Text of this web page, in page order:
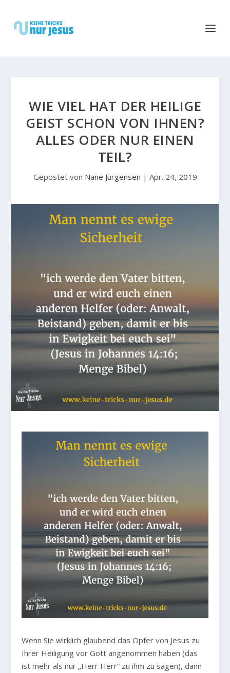
WIE VIEL HAT DER HEILIGE
GEIST SCHON VON IHNEN?
ALLES ODER NUR EINEN
TEIL?
Gepostet von Nane Jürgensen | Apr. 24, 2019
Wenn Sie wirklich glaubend das Opfer von Jesus zu
Ihrer Heiligung vor Gott angenommen haben (das
ist mehr als nur „Herr Herr“ zu ihm zu sagen), dann